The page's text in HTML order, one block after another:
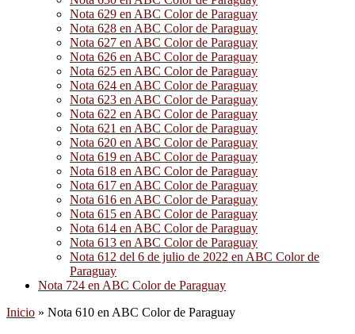
Nota 629 en ABC Color de Paraguay
Nota 628 en ABC Color de Paraguay
Nota 627 en ABC Color de Paraguay
Nota 626 en ABC Color de Paraguay
Nota 625 en ABC Color de Paraguay
Nota 624 en ABC Color de Paraguay
Nota 623 en ABC Color de Paraguay
Nota 622 en ABC Color de Paraguay
Nota 621 en ABC Color de Paraguay
Nota 620 en ABC Color de Paraguay
Nota 619 en ABC Color de Paraguay
Nota 618 en ABC Color de Paraguay
Nota 617 en ABC Color de Paraguay
Nota 616 en ABC Color de Paraguay
Nota 615 en ABC Color de Paraguay
Nota 614 en ABC Color de Paraguay
Nota 613 en ABC Color de Paraguay
Nota 612 del 6 de julio de 2022 en ABC Color de
Paraguay
Nota 724 en ABC Color de Paraguay
Inicio » Nota 610 en ABC Color de Paraguay